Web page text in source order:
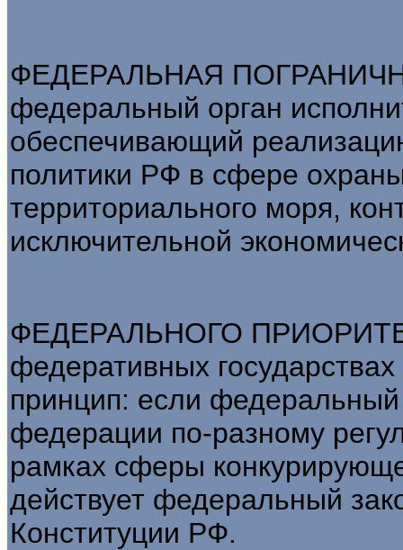
ФЕДЕРАЛЬНАЯ
федеральный орган
обеспечивающий
политики РФ в сфере
территориального моря,
исключительной
ФЕДЕРАЛЬНОГО
федеративных
принцип: если федеральный
федерации по-разному
рамках сферы
действует федеральный
Конституции РФ.